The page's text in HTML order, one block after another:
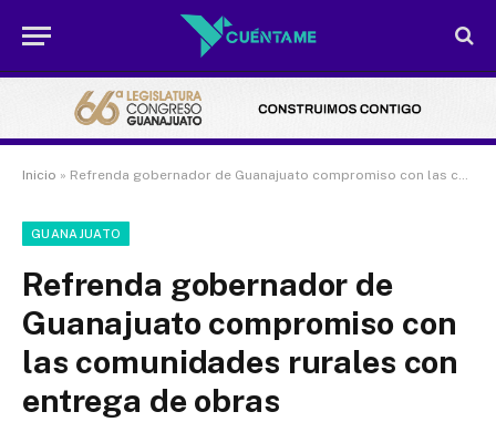
Inicio » Refrenda gobernador de Guanajuato compromiso con las comunidades rurales con entrega de obras
GUANAJUATO
Refrenda gobernador de
Guanajuato compromiso con
las comunidades rurales con
entrega de obras